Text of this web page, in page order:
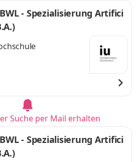
- Spezialisierung Artifici
Suche per Mail erhalten
- Spezialisierung Artifici